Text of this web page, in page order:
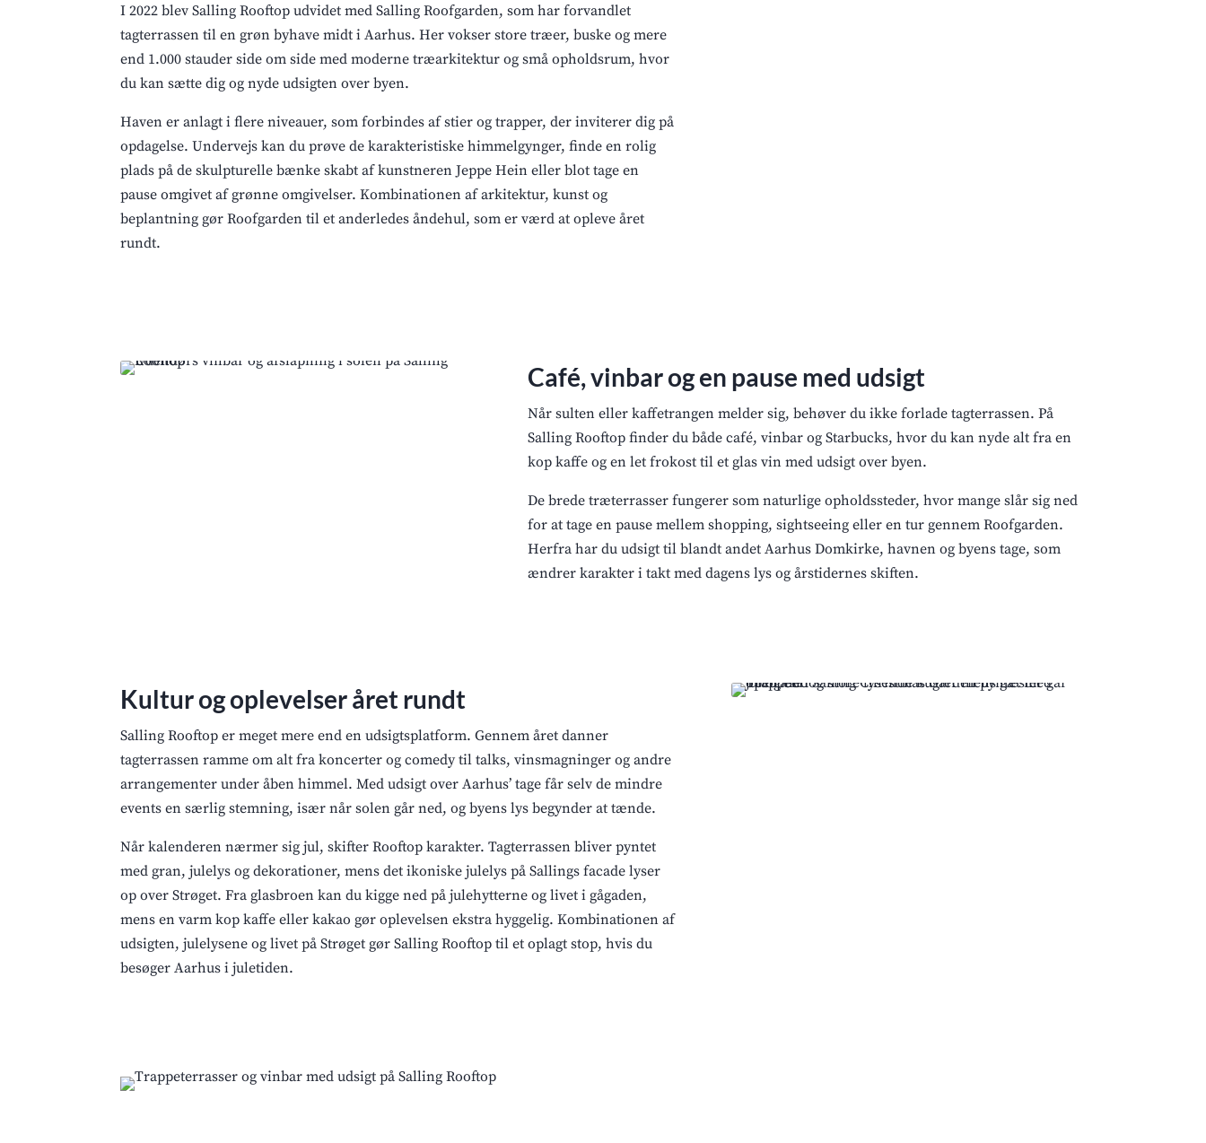
I 2022 blev Salling Rooftop udvidet med Salling Roofgarden, som har forvandlet
tagterrassen til en grøn byhave midt i Aarhus. Her vokser store træer, buske og mere
end 1.000 stauder side om side med moderne træarkitektur og små opholdsrum, hvor
du kan sætte dig og nyde udsigten over byen.
Haven er anlagt i flere niveauer, som forbindes af stier og trapper, der inviterer dig på
opdagelse. Undervejs kan du prøve de karakteristiske himmelgynger, finde en rolig
plads på de skulpturelle bænke skabt af kunstneren Jeppe Hein eller blot tage en
pause omgivet af grønne omgivelser. Kombinationen af arkitektur, kunst og
beplantning gør Roofgarden til et anderledes åndehul, som er værd at opleve året
rundt.
Café, vinbar og en pause med udsigt
Når sulten eller kaffetrangen melder sig, behøver du ikke forlade tagterrassen. På
Salling Rooftop finder du både café, vinbar og Starbucks, hvor du kan nyde alt fra en
kop kaffe og en let frokost til et glas vin med udsigt over byen.
De brede træterrasser fungerer som naturlige opholdssteder, hvor mange slår sig ned
for at tage en pause mellem shopping, sightseeing eller en tur gennem Roofgarden.
Herfra har du udsigt til blandt andet Aarhus Domkirke, havnen og byens tage, som
ændrer karakter i takt med dagens lys og årstidernes skiften.
Kultur og oplevelser året rundt
Salling Rooftop er meget mere end en udsigtsplatform. Gennem året danner
tagterrassen ramme om alt fra koncerter og comedy til talks, vinsmagninger og andre
arrangementer under åben himmel. Med udsigt over Aarhus’ tage får selv de mindre
events en særlig stemning, især når solen går ned, og byens lys begynder at tænde.
Når kalenderen nærmer sig jul, skifter Rooftop karakter. Tagterrassen bliver pyntet
med gran, julelys og dekorationer, mens det ikoniske julelys på Sallings facade lyser
op over Strøget. Fra glasbroen kan du kigge ned på julehytterne og livet i gågaden,
mens en varm kop kaffe eller kakao gør oplevelsen ekstra hyggelig. Kombinationen af
udsigten, julelysene og livet på Strøget gør Salling Rooftop til et oplagt stop, hvis du
besøger Aarhus i juletiden.